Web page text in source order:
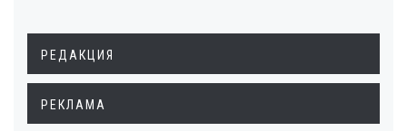
РЕДАКЦИЯ
РЕКЛАМА